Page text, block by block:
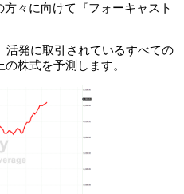
々に向けて『フォーキャスト
活発に取引されているすべての
株式を予測します。